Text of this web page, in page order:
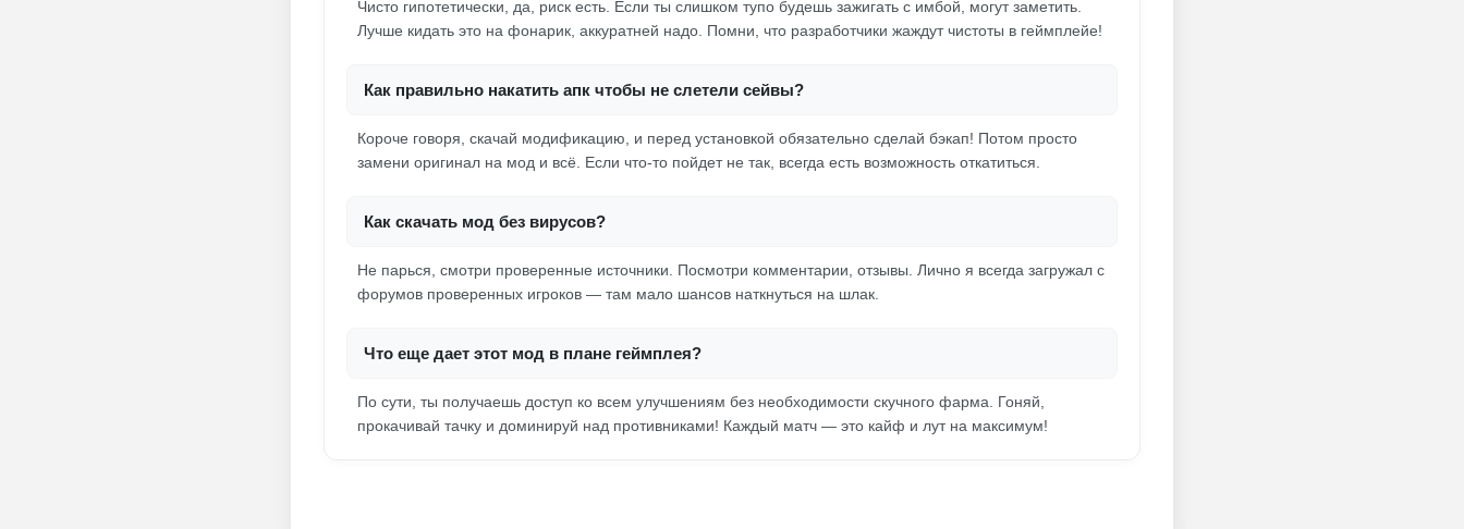
Чисто гипотетически, да, риск есть. Если ты слишком тупо будешь зажигать с имбой, могут заметить.
Лучше кидать это на фонарик, аккуратней надо. Помни, что разработчики жаждут чистоты в геймплейе!
Как правильно накатить апк чтобы не слетели сейвы?
Короче говоря, скачай модификацию, и перед установкой обязательно сделай бэкап! Потом просто
замени оригинал на мод и всё. Если что-то пойдет не так, всегда есть возможность откатиться.
Как скачать мод без вирусов?
Не парься, смотри проверенные источники. Посмотри комментарии, отзывы. Лично я всегда загружал с
форумов проверенных игроков — там мало шансов наткнуться на шлак.
Что еще дает этот мод в плане геймплея?
По сути, ты получаешь доступ ко всем улучшениям без необходимости скучного фарма. Гоняй,
прокачивай тачку и доминируй над противниками! Каждый матч — это кайф и лут на максимум!